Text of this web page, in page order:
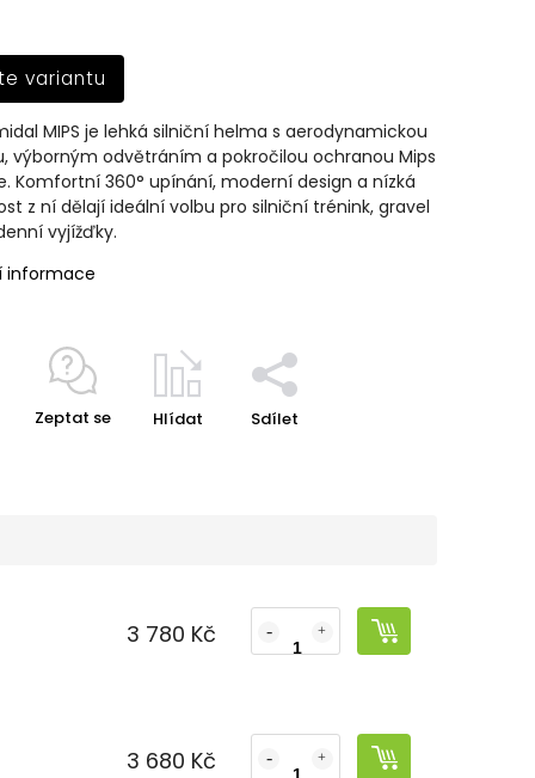
variantu
MIPS je lehká silniční helma s aerodynamickou
výborným odvětráním a pokročilou ochranou Mips
Komfortní 360° upínání, moderní design a nízká
z ní dělají ideální volbu pro silniční trénink, gravel
vyjížďky.
informace
Zeptat se Hlídat Sdílet
3 780 Kč
3 680 Kč